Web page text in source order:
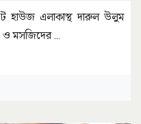
হাউজ এলাকাস্থ দারুল উলুম
ও মসজিদের ...